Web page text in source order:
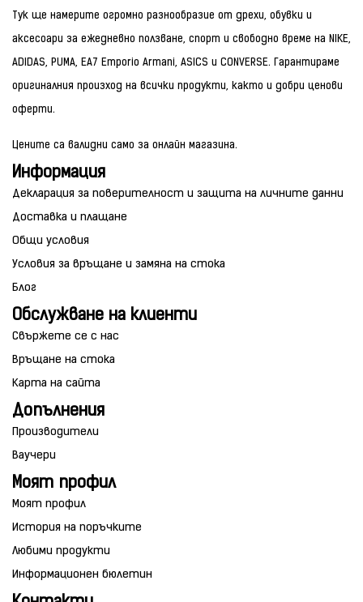
Тук ще намерите огромно разнообразие от дрехи, обувки и
аксесоари за ежедневно ползване, спорт и свободно време на NIKE,
ADIDAS, PUMA, EA7 Emporio Armani, ASICS и CONVERSE. Гарантираме
оригиналния произход на всички продукти, както и добри ценови
оферти.
Цените са валидни само за онлайн магазина.
Информация
Декларация за поверителност и защита на личните данни
Доставка и плащане
Общи условия
Условия за връщане и замяна на стока
Блог
Обслужване на клиенти
Свържете се с нас
Връщане на стока
Карта на сайта
Допълнения
Производители
Ваучери
Моят профил
Моят профил
История на поръчките
Любими продукти
Информационен бюлетин